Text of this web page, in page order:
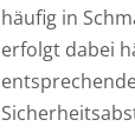
häufig in
erfolgt dabei